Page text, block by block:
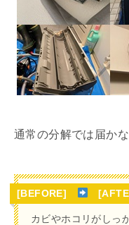
通常の分解では届か
[BEFORE]
カビやホコリがしっ